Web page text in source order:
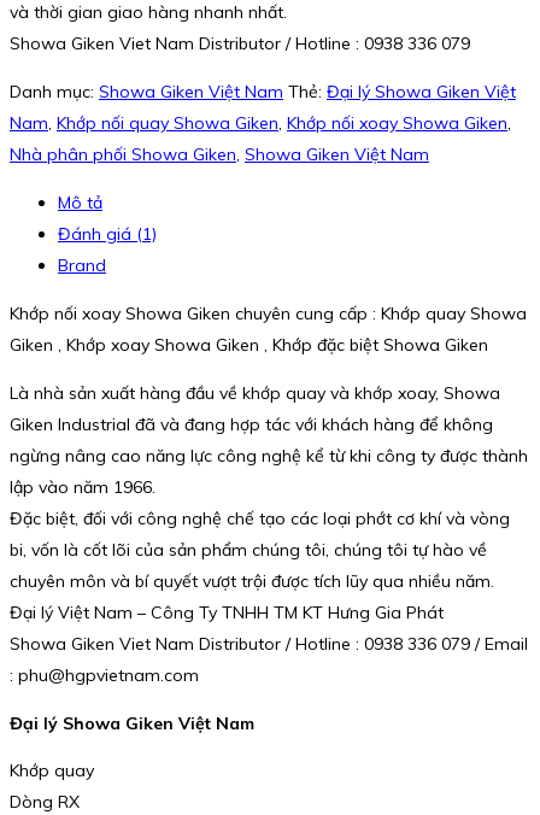
và thời gian giao hàng nhanh nhất.
Showa Giken Viet Nam Distributor / Hotline : 0938 336 079
Danh mục: Showa Giken Việt Nam Thẻ: Đại lý Showa Giken Việt
Nam, Khớp nối quay Showa Giken, Khớp nối xoay Showa Giken,
Nhà phân phối Showa Giken, Showa Giken Việt Nam
Mô tả
Đánh giá (1)
Brand
Khớp nối xoay Showa Giken chuyên cung cấp : Khớp quay Showa
Giken , Khớp xoay Showa Giken , Khớp đặc biệt Showa Giken
Là nhà sản xuất hàng đầu về khớp quay và khớp xoay, Showa
Giken Industrial đã và đang hợp tác với khách hàng để không
ngừng nâng cao năng lực công nghệ kể từ khi công ty được thành
lập vào năm 1966.
Đặc biệt, đối với công nghệ chế tạo các loại phớt cơ khí và vòng
bi, vốn là cốt lõi của sản phẩm chúng tôi, chúng tôi tự hào về
chuyên môn và bí quyết vượt trội được tích lũy qua nhiều năm.
Đại lý Việt Nam – Công Ty TNHH TM KT Hưng Gia Phát
Showa Giken Viet Nam Distributor / Hotline : 0938 336 079 / Email
: phu@hgpvietnam.com
Đại lý Showa Giken Việt Nam
Khớp quay
Dòng RX